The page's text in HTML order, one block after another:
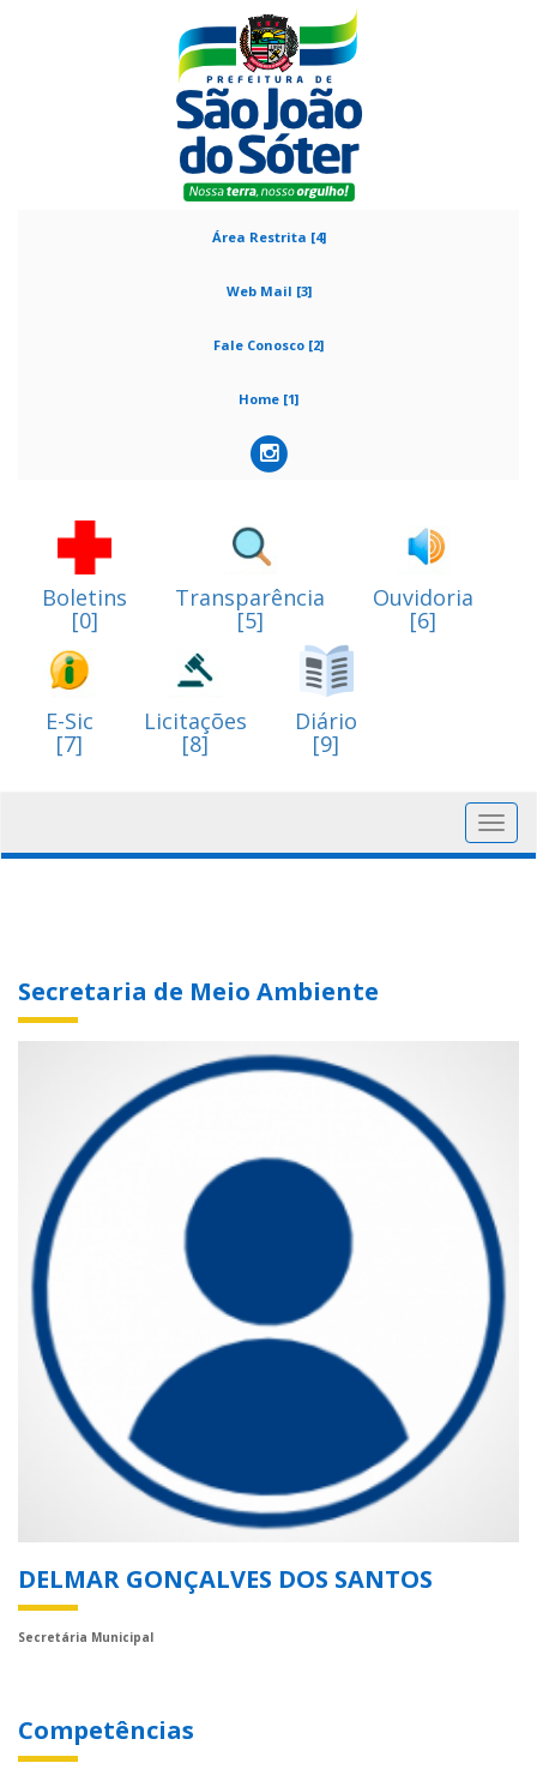
Área Restrita [4]
Web Mail [3]
Fale Conosco [2]
Home [1]
Boletins
[0]
Transparência
[5]
Ouvidoria
[6]
E-Sic
[7]
Licitações
[8]
Diário
[9]
Secretaria de Meio Ambiente
DELMAR GONÇALVES DOS SANTOS
Secretária Municipal
Competências